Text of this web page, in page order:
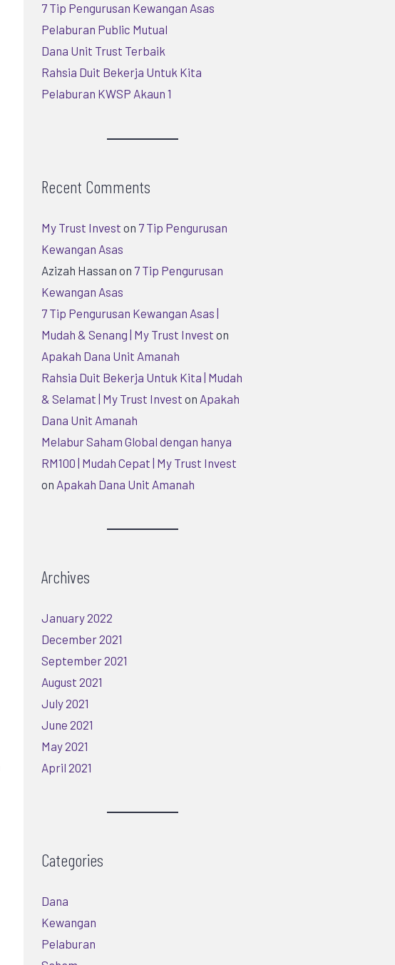
7 Tip Pengurusan Kewangan Asas
Pelaburan Public Mutual
Dana Unit Trust Terbaik
Rahsia Duit Bekerja Untuk Kita
Pelaburan KWSP Akaun 1
Recent Comments
My Trust Invest on 7 Tip Pengurusan
Kewangan Asas
Azizah Hassan on 7 Tip Pengurusan
Kewangan Asas
7 Tip Pengurusan Kewangan Asas |
Mudah & Senang | My Trust Invest on
Apakah Dana Unit Amanah
Rahsia Duit Bekerja Untuk Kita | Mudah
& Selamat | My Trust Invest on Apakah
Dana Unit Amanah
Melabur Saham Global dengan hanya
RM100 | Mudah Cepat | My Trust Invest
on Apakah Dana Unit Amanah
Archives
January 2022
December 2021
September 2021
August 2021
July 2021
June 2021
May 2021
April 2021
Categories
Dana
Kewangan
Pelaburan